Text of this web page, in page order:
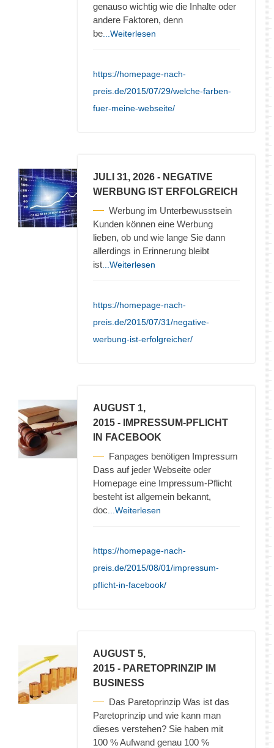
genauso wichtig wie die Inhalte oder
andere Faktoren, denn
be ...Weiterlesen
https://homepage-nach-
preis.de/2015/07/29/welche-farben-
fuer-meine-webseite/
JULI 31, 2026 - NEGATIVE
WERBUNG IST ERFOLGREICH
Werbung im Unterbewusstsein
Kunden können eine Werbung
lieben, ob und wie lange Sie dann
allerdings in Erinnerung bleibt
ist ...Weiterlesen
https://homepage-nach-
preis.de/2015/07/31/negative-
werbung-ist-erfolgreicher/
AUGUST 1,
2015 - IMPRESSUM-PFLICHT
IN FACEBOOK
Fanpages benötigen Impressum
Dass auf jeder Webseite oder
Homepage eine Impressum-Pflicht
besteht ist allgemein bekannt,
doc ...Weiterlesen
https://homepage-nach-
preis.de/2015/08/01/impressum-
pflicht-in-facebook/
AUGUST 5,
2015 - PARETOPRINZIP IM
BUSINESS
Das Paretoprinzip Was ist das
Paretoprinzip und wie kann man
dieses verstehen? Sie haben mit
100 % Aufwand genau 100 %